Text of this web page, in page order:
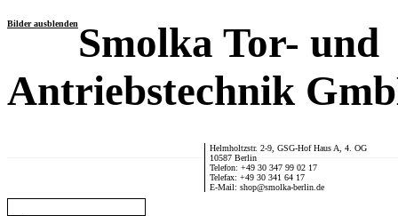
Bilder ausblendenSmolka Tor- und
Antriebstechnik
Helmholtzstr. 2-9, GSG-Hof Haus A, 4. OG
10587 Berlin
Telefon: +49 30 347 99 02 17
Telefax: +49 30 341 64 17
E-Mail: shop@smolka-berlin.de